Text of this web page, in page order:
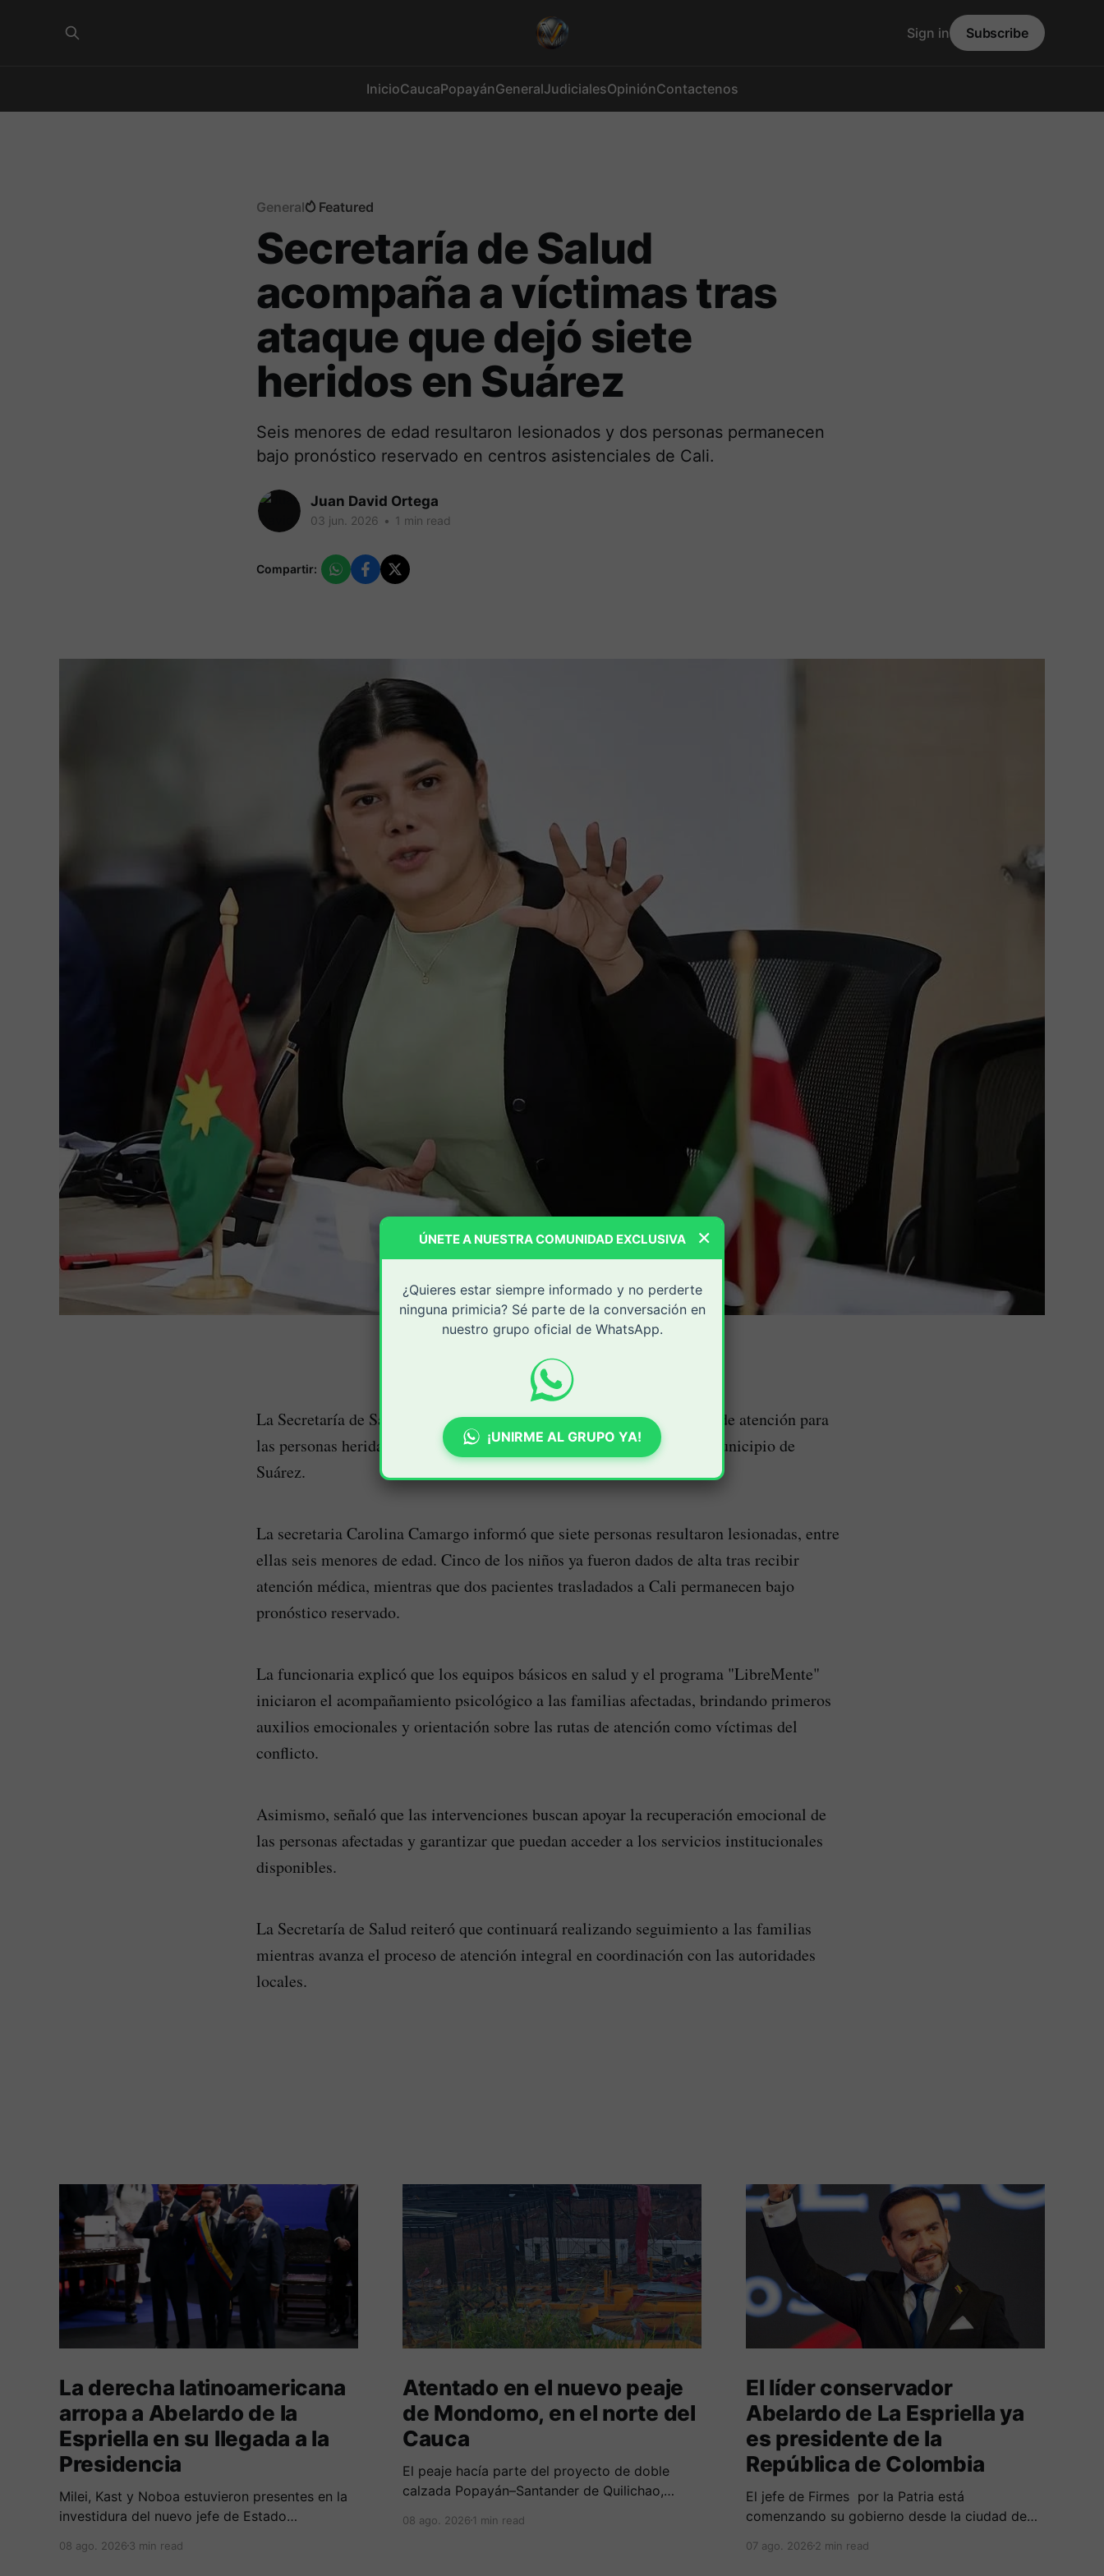
InicioCaucaPopayánGeneralJudicialesOpiniónContactenos
Sign in Subscribe
General Featured
Secretaría de Salud
acompaña a víctimas tras
ataque que dejó siete
heridos en Suárez
Seis menores de edad resultaron lesionados y dos personas permanecen
bajo pronóstico reservado en centros asistenciales de Cali.
Juan David Ortega
03 jun. 2026 • 1 min read
Compartir:
La Secretaría de Salud del Cauca confirmó que activó la ruta integral de atención para
las personas heridas tras el reciente hecho violento registrado en el municipio de
Suárez.
La secretaria Carolina Camargo informó que siete personas resultaron lesionadas, entre
ellas seis menores de edad. Cinco de los niños ya fueron dados de alta tras recibir
atención médica, mientras que dos pacientes trasladados a Cali permanecen bajo
pronóstico reservado.
La funcionaria explicó que los equipos básicos en salud y el programa "LibreMente"
iniciaron el acompañamiento psicológico a las familias afectadas, brindando primeros
auxilios emocionales y orientación sobre las rutas de atención como víctimas del
conflicto.
Asimismo, señaló que las intervenciones buscan apoyar la recuperación emocional de
las personas afectadas y garantizar que puedan acceder a los servicios institucionales
disponibles.
La Secretaría de Salud reiteró que continuará realizando seguimiento a las familias
mientras avanza el proceso de atención integral en coordinación con las autoridades
locales.
La derecha latinoamericana
arropa a Abelardo de la
Espriella en su llegada a la
Presidencia
Milei, Kast y Noboa estuvieron presentes en la
investidura del nuevo jefe de Estado
reuniones bilaterales y mensajes de
08 ago. 2026 3 min read
Atentado en el nuevo peaje
de Mondomo, en el norte del
Cauca
El peaje hacía parte del proyecto de doble
calzada Popayán–Santander de Quilichao,
08 ago. 20261 min read
El líder conservador
Abelardo de La Espriella ya
es presidente de la
República de Colombia
El jefe de Firmes por la Patria está
comenzando su gobierno desde la ciudad de
de varios símbolos de gobiernos
07 ago. 20262 min read
×
ÚNETE A NUESTRA COMUNIDAD EXCLUSIVA
¿Quieres estar siempre informado y no perderte
ninguna primicia? Sé parte de la conversación en
nuestro grupo oficial de WhatsApp.
¡UNIRME AL GRUPO YA!